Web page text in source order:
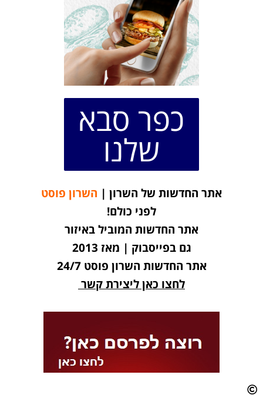
כפר סבא
שלנו
אתר החדשות של השרון | השרון פוסט
לפני כולם!
אתר החדשות המוביל באיזור
גם בפייסבוק | מאז 2013
אתר החדשות השרון פוסט 24/7
לחצו כאן ליצירת קשר